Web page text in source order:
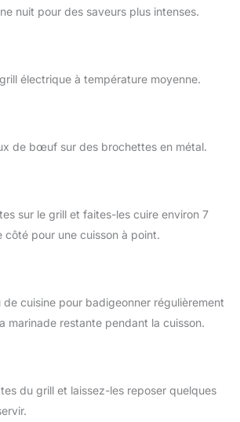
nuit pour des saveurs plus intenses.
électrique à température moyenne.
de bœuf sur des brochettes en métal.
sur le grill et faites-les cuire environ 7
côté pour une cuisson à point.
de cuisine pour badigeonner régulièrement
marinade restante pendant la cuisson.
du grill et laissez-les reposer quelques